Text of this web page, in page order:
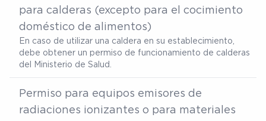
para calderas (excepto para el cocimiento
doméstico de alimentos)
En caso de utilizar una caldera en su establecimiento,
debe obtener un permiso de funcionamiento de calderas
del Ministerio de Salud.
Permiso para equipos emisores de
radiaciones ionizantes o para materiales